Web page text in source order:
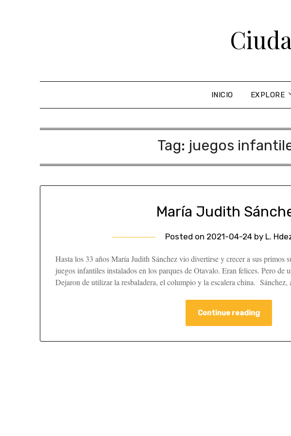
INICIO EXPLORE
Tag: juegos
María Judith
Posted on 2021-04-24by L.
Hasta los 33 años María Judith Sánchez vio divertirse y crecer a sus primos
juegos infantiles instalados en los parques de Otavalo. Eran felices. Pero de
Dejaron de utilizar la resbaladera, el columpio y la escalera china.
Continue reading